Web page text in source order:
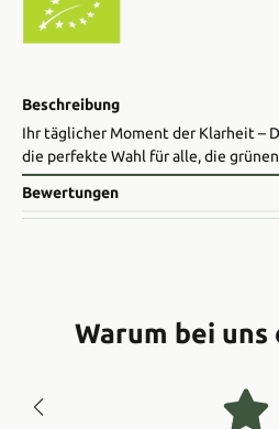
Beschreibung
Ihr täglicher Moment der Klarheit –
die perfekte Wahl für alle, die
Bewertungen
Warum bei uns